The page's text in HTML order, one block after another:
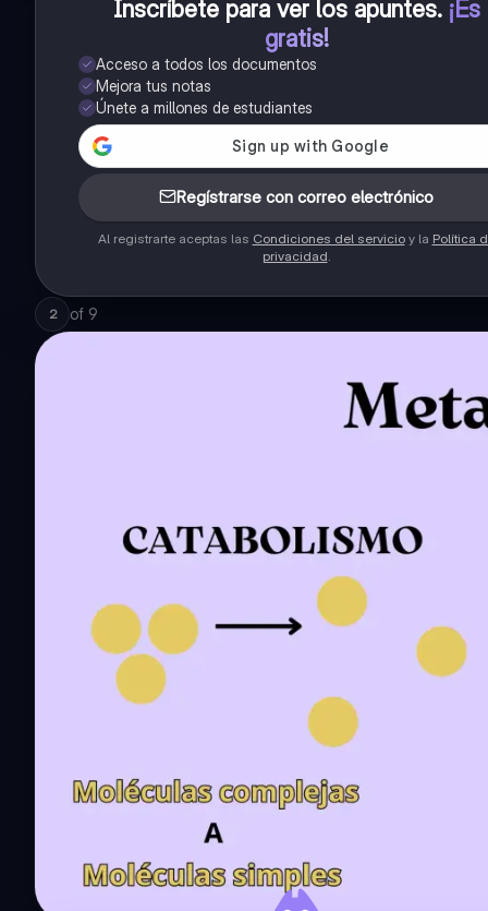
Inscríbete para ver los apuntes. ¡Es
gratis!
Acceso a todos los documentos
Mejora tus notas
Únete a millones de estudiantes
Regístrarse con correo electrónico
Al registrarte aceptas las Condiciones del servicioy la Política
privacidad.
2 of 9